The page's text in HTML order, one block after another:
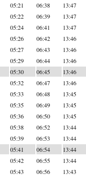
05:21 06:38 13:47
05:22 06:39 13:47
05:24 06:41 13:47
05:26 06:42 13:46
05:27 06:43 13:46
05:29 06:44 13:46
05:30 06:45 13:46
05:32 06:47 13:46
05:33 06:48 13:45
05:35 06:49 13:45
05:36 06:50 13:45
05:38 06:52 13:44
05:39 06:53 13:44
05:41 06:54 13:44
05:42 06:55 13:44
05:43 06:56 13:43